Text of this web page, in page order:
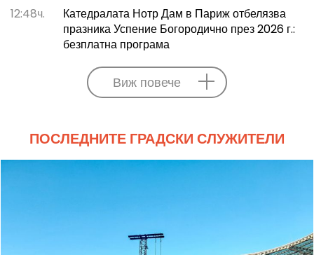
12:48ч.
Катедралата Нотр Дам в Париж отбелязва
празника Успение Богородично през 2026 г.:
безплатна програма
Виж повече
ПОСЛЕДНИТЕ ГРАДСКИ СЛУЖИТЕЛИ